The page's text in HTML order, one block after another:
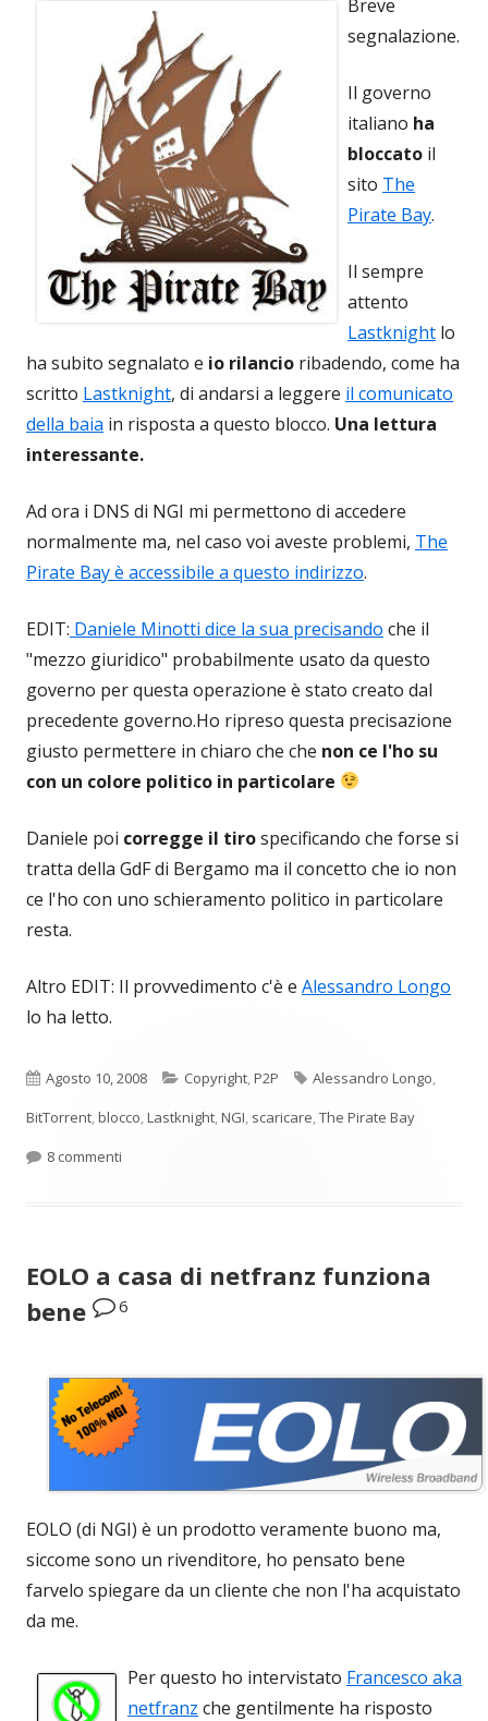
Breve
segnalazione.
Il governo
italiano ha
bloccato il
sito The
Pirate Bay.
Il sempre
attento
Lastknight lo
ha subito segnalato e io rilancio ribadendo, come ha
scritto Lastknight, di andarsi a leggere il comunicato
della baia in risposta a questo blocco. Una lettura
interessante.
Ad ora i DNS di NGI mi permettono di accedere
normalmente ma, nel caso voi aveste problemi, The
Pirate Bay è accessibile a questo indirizzo.
EDIT: Daniele Minotti dice la sua precisando che il
"mezzo giuridico" probabilmente usato da questo
governo per questa operazione è stato creato dal
precedente governo.Ho ripreso questa precisazione
giusto permettere in chiaro che che non ce l'ho su
con un colore politico in particolare
Daniele poi corregge il tirospecificando che forse si
tratta della GdF di Bergamo ma il concetto che io non
ce l'ho con uno schieramento politico in particolare
resta.
Altro EDIT: Il provvedimento c'è e Alessandro Longo
lo ha letto.
Pubblicato
Agosto 10, 2008 Categorie
Copyright,P2P Tag
Alessandro Longo,
BitTorrent,blocco,Lastknight,NGI, scaricare,The Pirate Bay
8 commenti
EOLO a casa di netfranz funziona
bene
6
EOLO (di NGI) è un prodotto veramente buono ma,
siccome sono un rivenditore, ho pensato bene
farvelo spiegare da un cliente che non l'ha acquistato
da me.
Per questo ho intervistato Francesco aka
netfranz che gentilmente ha risposto